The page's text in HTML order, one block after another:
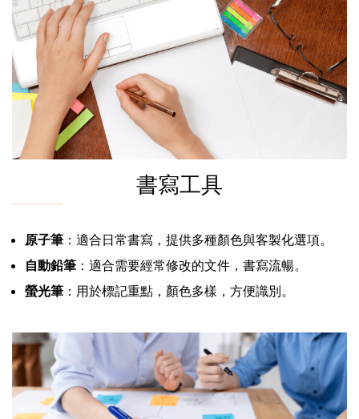
書寫工具
原子筆 ：適合日常書寫，提供多種顏色與客製化選項。
自動鉛筆 ：適合需要經常修改的文件，書寫流暢。
螢光筆 ：用於標記重點，顏色多樣，方便識別。